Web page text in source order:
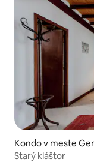
Kondo v meste
Starý kláštor